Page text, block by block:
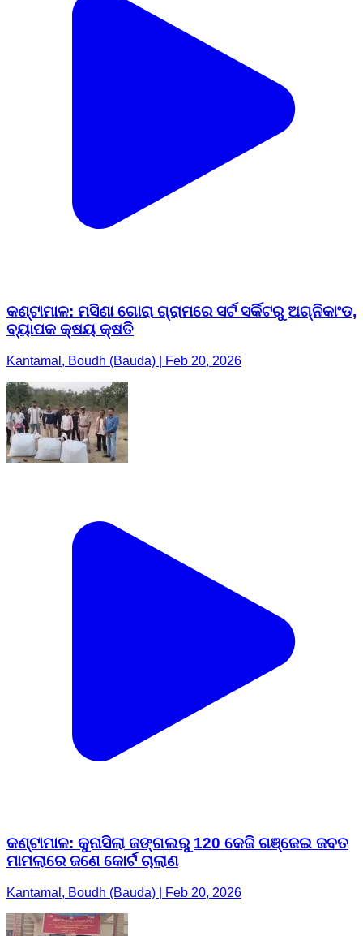
କଣ୍ଟାମାଳ: ମସିଣା ଗୋରା ଗ୍ରାମରେ ସର୍ଟ ସର୍କିଟରୁ ଅଗ୍ନିକାଂଡ,
ବ୍ୟାପକ କ୍ଷୟ କ୍ଷତି
Kantamal, Boudh (Bauda) | Feb 20, 2026
କଣ୍ଟାମାଳ: କୁନାସିଲା ଜଙ୍ଗଲରୁ 120 କେଜି ଗଞ୍ଜେଇ ଜବତ
ମାମଲାରେ ଜଣେ କୋର୍ଟ ଚାଲାଣ
Kantamal, Boudh (Bauda) | Feb 20, 2026